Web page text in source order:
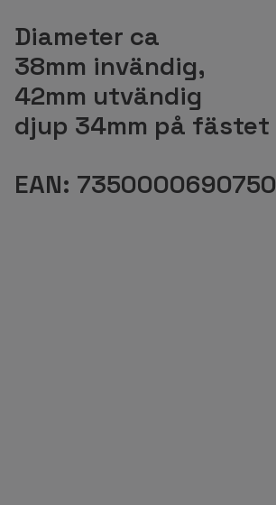
Diameter ca
38mm invändig,
42mm utvändig
djup 34mm på fästet
EAN: 7350000690750